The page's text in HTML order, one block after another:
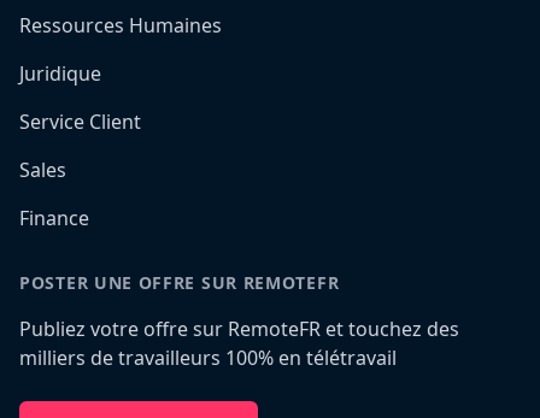
Ressources Humaines
Juridique
Service Client
Sales
Finance
POSTER UNE OFFRE SUR REMOTEFR
Publiez votre offre sur RemoteFR et touchez des
milliers de travailleurs 100% en télétravail